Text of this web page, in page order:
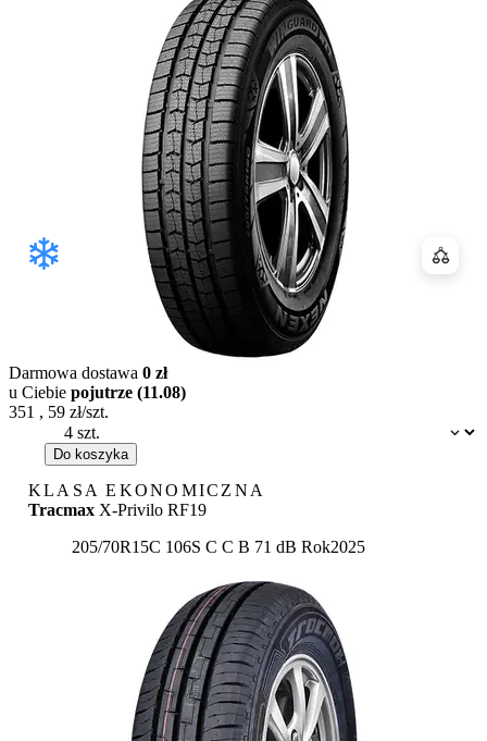
Dostępność:
Darmowa dostawa 0 zł
u Ciebie pojutrze (11.08)
351 , 59 zł/szt.
Do koszyka
KLASA EKONOMICZNA
Tracmax X-Privilo RF19
205/70R15C 106S Etykieta:
C C B 71 dB Rok2025